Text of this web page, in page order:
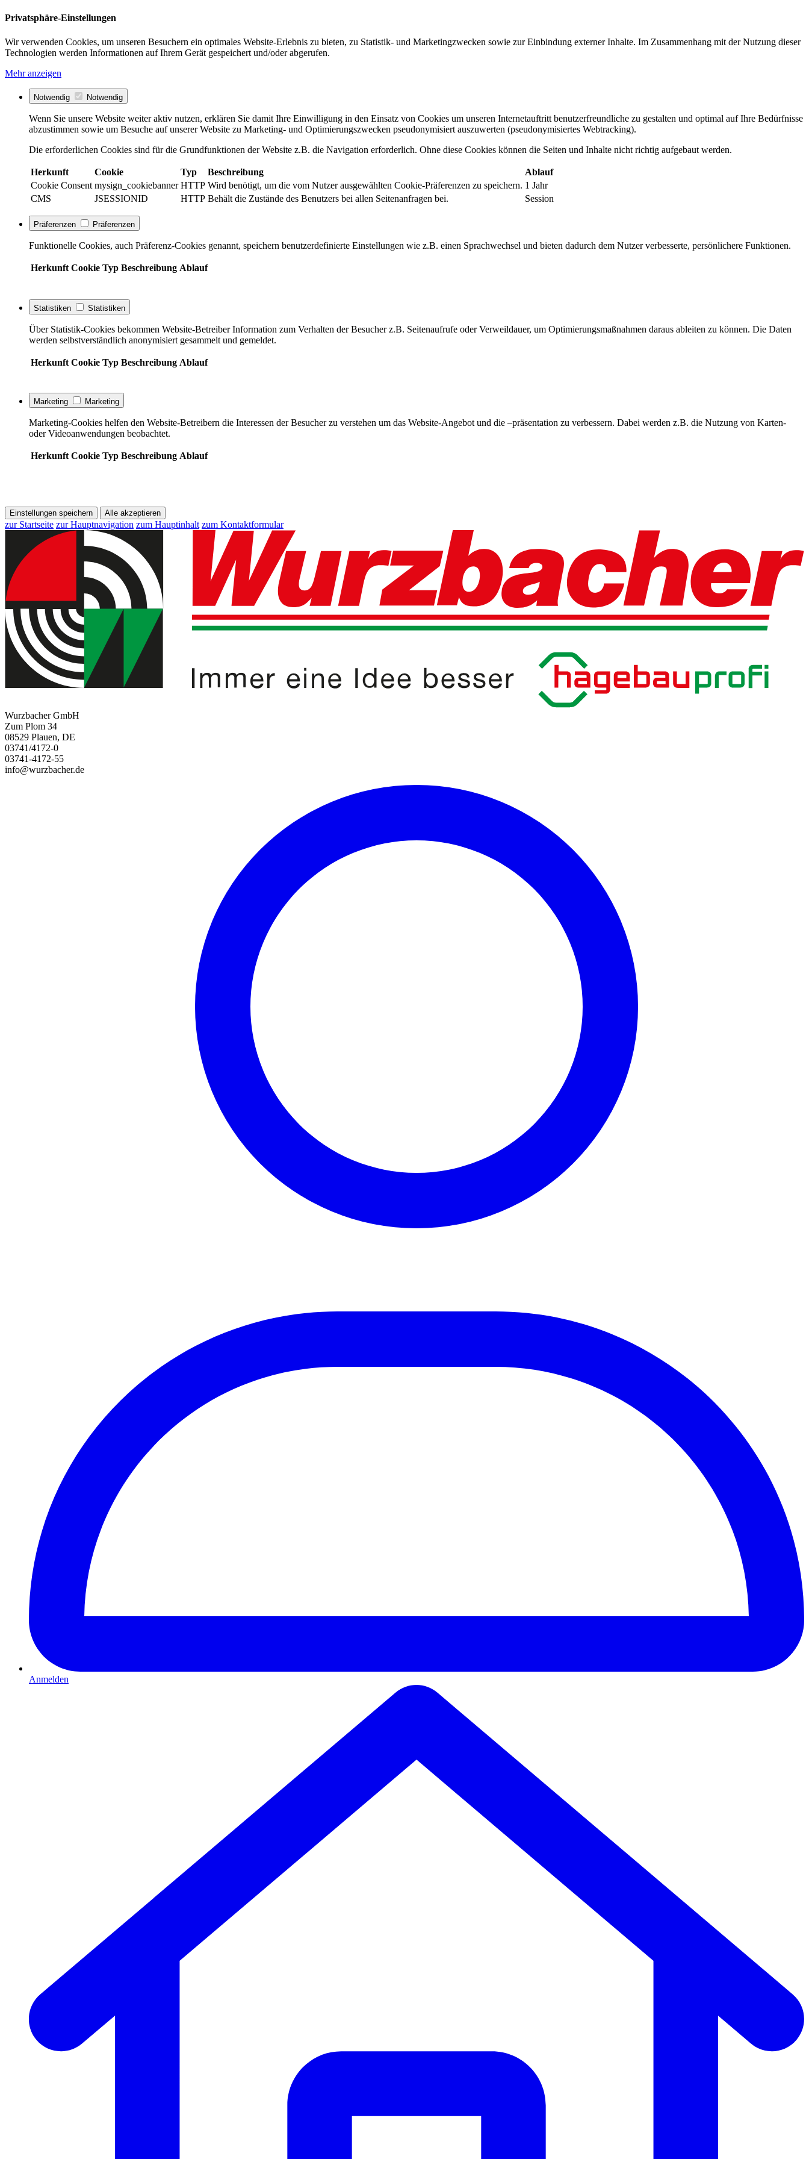
Privatsphäre-Einstellungen
Wir verwenden Cookies, um unseren Besuchern ein optimales Website-Erlebnis zu bieten, zu Statistik- und Marketingzwecken sowie zur Einbindung externer Inhalte. Im Zusammenhang mit der Nutzung dieser
Technologien werden Informationen auf Ihrem Gerät gespeichert und/oder abgerufen.
Mehr anzeigen
Notwendig Notwendig
Wenn Sie unsere Website weiter aktiv nutzen, erklären Sie damit Ihre Einwilligung in den Einsatz von Cookies um unseren Internetauftritt benutzerfreundliche zu gestalten und optimal auf Ihre Bedürfnisse
abzustimmen sowie um Besuche auf unserer Website zu Marketing- und Optimierungszwecken pseudonymisiert auszuwerten (pseudonymisiertes Webtracking).
Die erforderlichen Cookies sind für die Grundfunktionen der Website z.B. die Navigation erforderlich. Ohne diese Cookies können die Seiten und Inhalte nicht richtig aufgebaut werden.
Herkunft Cookie Typ Beschreibung
Ablauf
Cookie Consent mysign_cookiebanner HTTP Wird benötigt, um die vom Nutzer ausgewählten Cookie-Präferenzen zu speichern. 1 Jahr
CMS
JSESSIONID HTTP Behält die Zustände des Benutzers bei allen Seitenanfragen bei. Session
Präferenzen Präferenzen
Funktionelle Cookies, auch Präferenz-Cookies genannt, speichern benutzerdefinierte Einstellungen wie z.B. einen Sprachwechsel und bieten dadurch dem Nutzer verbesserte, persönlichere Funktionen.
Herkunft Cookie Typ Beschreibung Ablauf
Statistiken Statistiken
Über Statistik-Cookies bekommen Website-Betreiber Information zum Verhalten der Besucher z.B. Seitenaufrufe oder Verweildauer, um Optimierungsmaßnahmen daraus ableiten zu können. Die Daten
werden selbstverständlich anonymisiert gesammelt und gemeldet.
Herkunft Cookie Typ Beschreibung Ablauf
Marketing Marketing
Marketing-Cookies helfen den Website-Betreibern die Interessen der Besucher zu verstehen um das Website-Angebot und die –präsentation zu verbessern. Dabei werden z.B. die Nutzung von Karten-
oder Videoanwendungen beobachtet.
Herkunft Cookie Typ Beschreibung Ablauf
Einstellungen speichern Alle akzeptieren
zur Startseite zur Hauptnavigation zum Hauptinhalt zum Kontaktformular
Wurzbacher GmbH
Zum Plom 34
08529 Plauen, DE
03741/4172-0
03741-4172-55
info@wurzbacher.de
Anmelden